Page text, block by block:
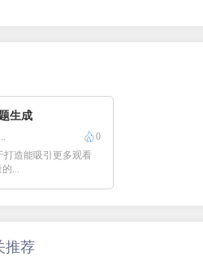
生成
0
打造能吸引更多观看
...
推荐